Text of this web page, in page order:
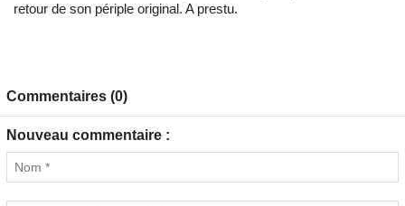
retour de son périple original. A prestu.
Commentaires (0)
Nouveau commentaire :